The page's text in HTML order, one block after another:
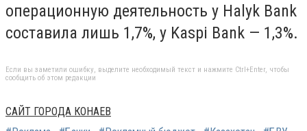
операционную деятельность у Halyk Bank
составила лишь 1,7%, у Kaspi Bank — 1,3%.
Если вы заметили ошибку, выделите необходимый текст и нажмите Ctrl+Enter, чтобы
сообщить об этом редакции
САЙТ ГОРОДА КОНАЕВ